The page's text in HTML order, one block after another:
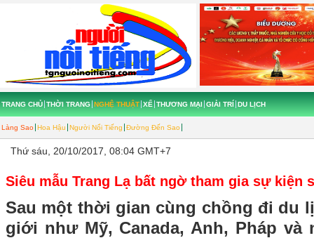
TRANG CHỦ THỜI TRANG NGHỆ THUẬT
Làng Sao Hoa Hậu Người Nổi Tiếng Đường Đến Sao
XẾ THƯƠNG MẠI GIẢI TRÍ DU LỊCH
Thứ sáu, 20/10/2017, 08:04 GMT+7
Siêu mẫu Trang Lạ bất ngờ tham gia sự kiện
Sau một thời gian cùng chồng đi du
giới như Mỹ, Canada, Anh, Pháp